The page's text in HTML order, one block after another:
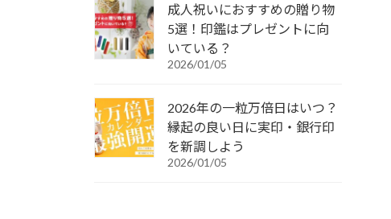
成人祝いにおすすめの贈り物
5選！印鑑はプレゼントに向
いている？
2026/01/05
2026年の一粒万倍日はいつ？
縁起の良い日に実印・銀行印
を新調しよう
2026/01/05